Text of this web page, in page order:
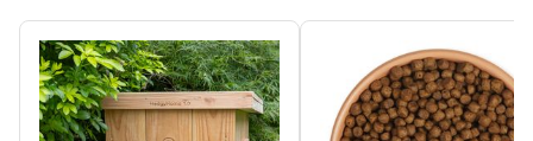
Breedte 242 mm
Hoogte 313 mm